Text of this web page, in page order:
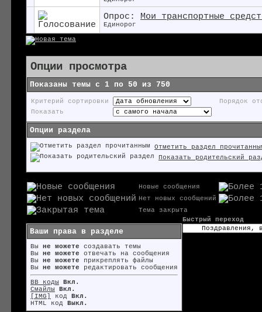
Опрос: Мои транспортные
Единорог
Опции просмотра
Показаны темы с 1 по 50 из 750
Критерий сортировки
Порядок
Показать
Опции раздела
Отметить раздел
Показать родительский
Новые сообщения
Нет новых сообщений
Тема закрыта
Ваши права в разделе
Вы не можете создавать темы
Вы не можете отвечать на сообщения
Вы не можете прикреплять файлы
Вы не можете редактировать сообщения
BB коды
Вкл.
Смайлы
Вкл.
[IMG]
код Вкл.
HTML код Выкл.
Быстрый переход